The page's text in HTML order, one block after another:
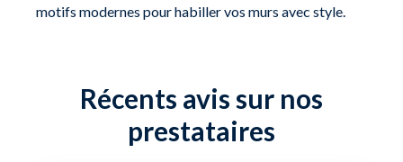
motifs modernes pour habiller vos murs avec style.
Récents avis sur nos
prestataires